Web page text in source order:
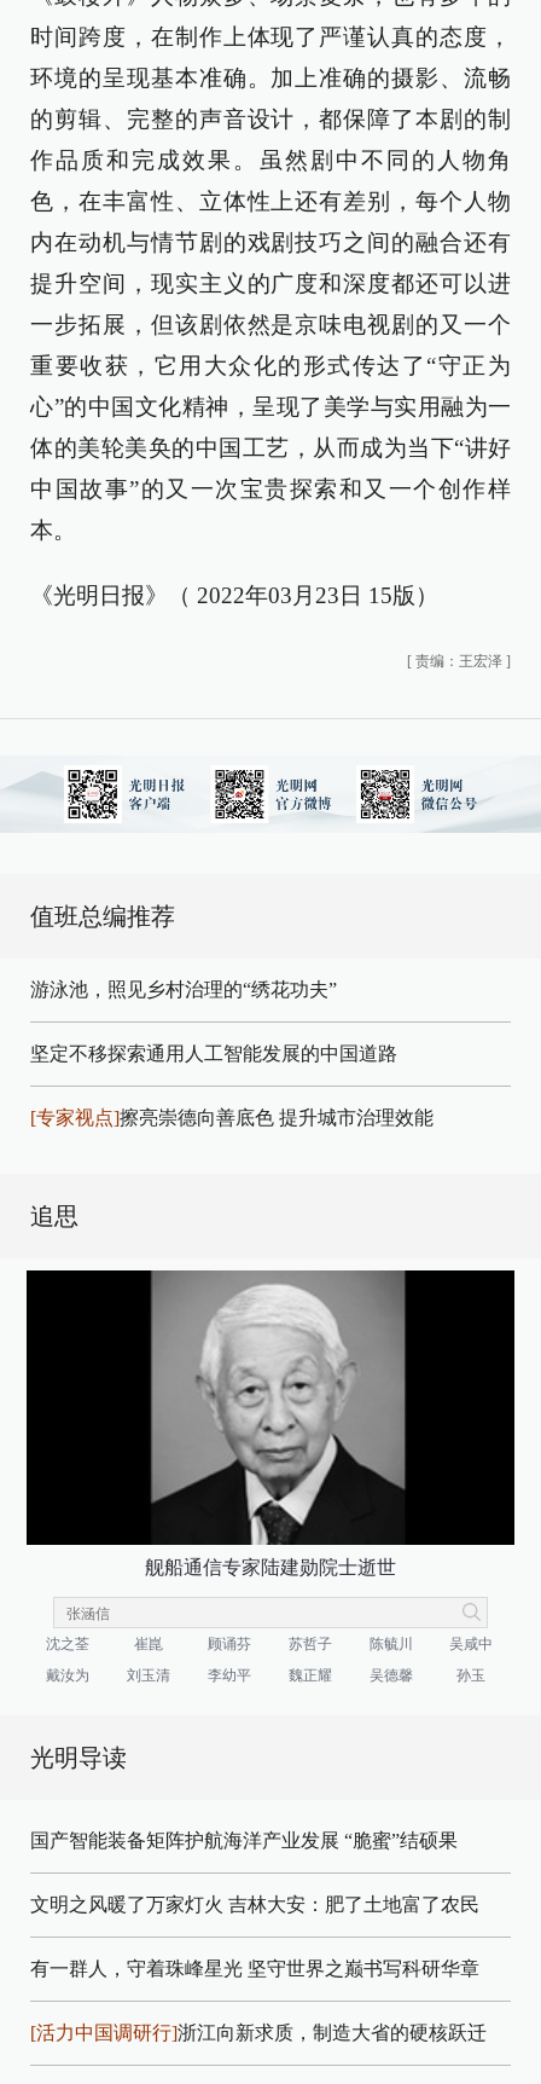
时间跨度，在制作上体现了严谨认真的态度，
环境的呈现基本准确。加上准确的摄影、流畅
的剪辑、完整的声音设计，都保障了本剧的制
作品质和完成效果。虽然剧中不同的人物角
色，在丰富性、立体性上还有差别，每个人物
内在动机与情节剧的戏剧技巧之间的融合还有
提升空间，现实主义的广度和深度都还可以进
一步拓展，但该剧依然是京味电视剧的又一个
重要收获，它用大众化的形式传达了“守正为
心”的中国文化精神，呈现了美学与实用融为一
体的美轮美奂的中国工艺，从而成为当下“讲好
中国故事”的又一次宝贵探索和又一个创作样
本。
《光明日报》（ 2022年03月23日 15版）
[ 责编：王宏泽 ]
值班总编推荐
游泳池，照见乡村治理的“绣花功夫”
坚定不移探索通用人工智能发展的中国道路
[专家视点]擦亮崇德向善底色 提升城市治理效能
追思
舰船通信专家陆建勋院士逝世
沈之荃 崔崑 顾诵芬 苏哲子 陈毓川
吴咸中
戴汝为
刘玉清 李幼平 魏正耀 吴德馨 孙玉
光明导读
国产智能装备矩阵护航海洋产业发展 “脆蜜”结硕果
文明之风暖了万家灯火 吉林大安：肥了土地富了农民
有一群人，守着珠峰星光 坚守世界之巅书写科研华章
[活力中国调研行]浙江向新求质，制造大省的硬核跃迁